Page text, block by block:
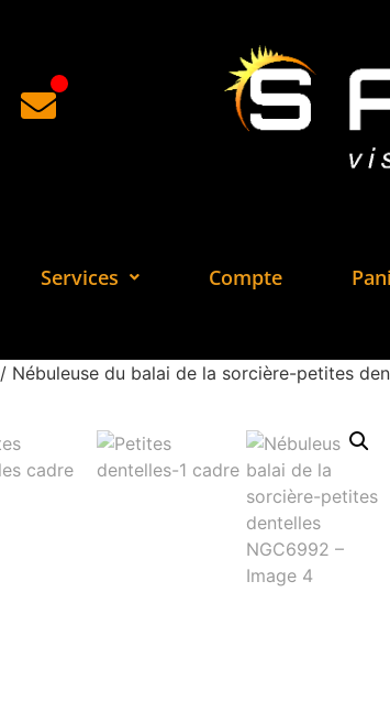
Services Compte
/ Nébuleuse du balai de la sorcière-petites